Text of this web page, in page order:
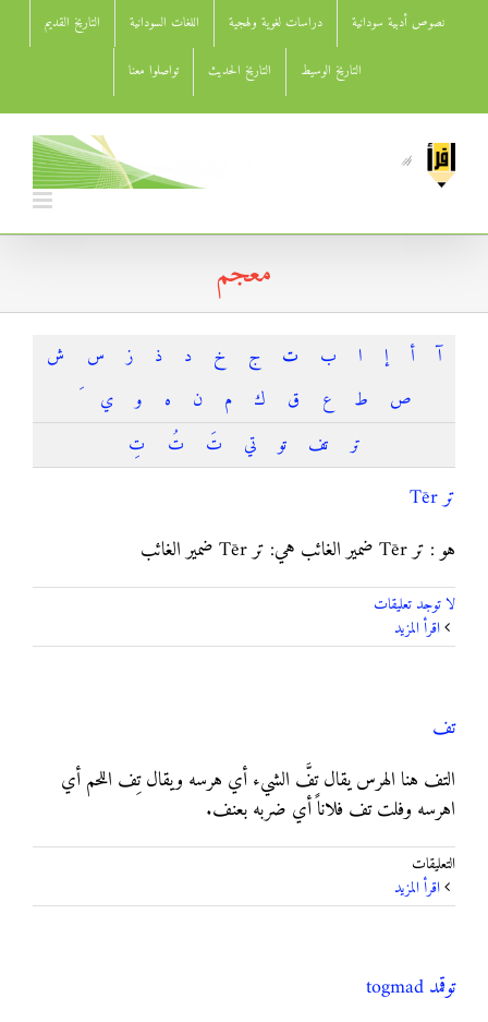
نصوص أدبية سودانية دراسات لغوية ولهجية اللغات السودانية التاريخ القديم
التاريخ الوسيط التاريخ الحديث تواصلوا معنا
معجم
آ أ إ ا ب ت ج خ د ذ ز س
ش
ص
ط ع ق ك م ن ه و
ي
تر
تف تو تي تَ تُ تِ
تر Tēr
هو : تر Tēr ضمير الغائب هي: تر Tēr ضمير الغائب
لا توجد تعليقات
تف
التف هنا الهرس يقال تفَّ الشيء أي هرسه ويقال تِف اللحم أي
اهرسه وفلت تف فلاناً أي ضربه بعنف.
التعليقات
تف
مغلقة
توقمد togmad